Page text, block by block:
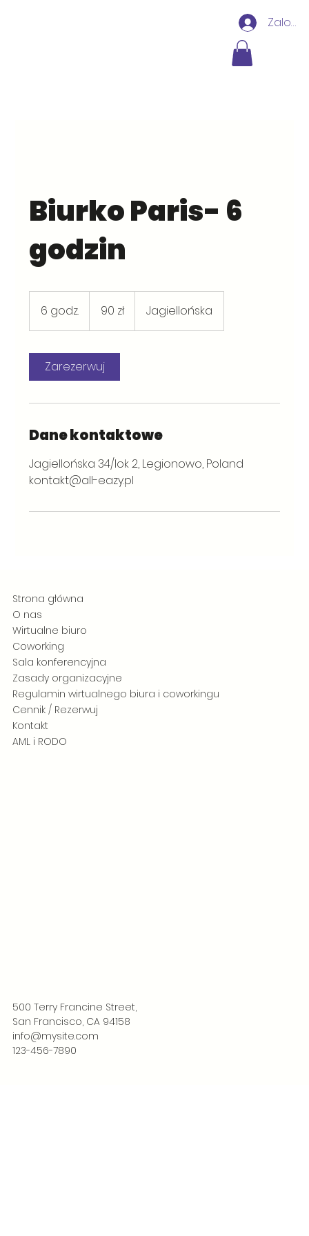
Zaloguj
Biurko Paris- 6
godzin
6 godz.
g
polskich
90 zł Jagiellońska
Zarezerwuj
Dane kontaktowe
Jagiellońska 34/lok 2, Legionowo, Poland
kontakt@all-eazy.pl
Strona główna
O nas
Wirtualne biuro
Coworking
Sala konferencyjna
Zasady organizacyjne
Regulamin wirtualnego biura i coworkingu
Cennik / Rezerwuj
Kontakt
AML i RODO
500 Terry Francine Street,
San Francisco, CA 94158
info@mysite.com
123-456-7890